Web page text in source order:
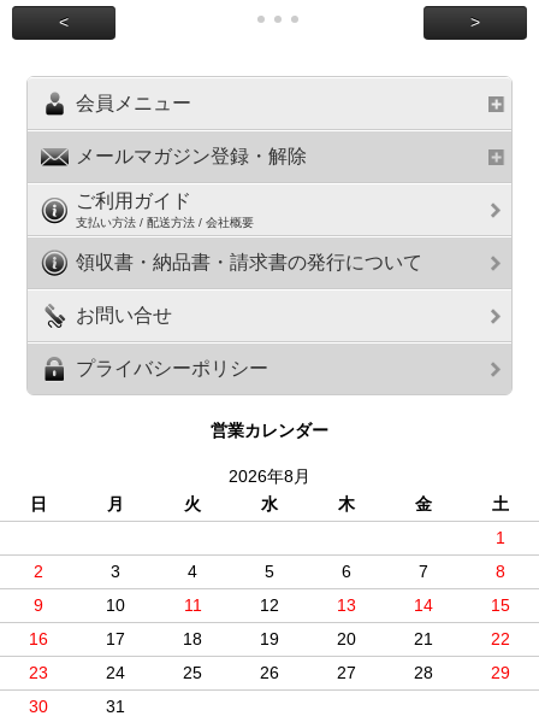
< >
会員メニュー
メールマガジン登録・解除
ご利用ガイド
支払い方法 / 配送方法 / 会社概要
領収書・納品書・請求書の発行について
お問い合せ
プライバシーポリシー
営業カレンダー
2026年8月
日
月 火 水 木 金
土
1
2
3 4 5 6 7
8
9
10 11 12 13 14
15
16
17 18 19 20 21
22
23
24 25 26 27 28
29
30
31